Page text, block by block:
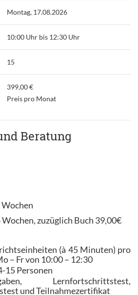
Montag, 17.08.2026
10:00 Uhr bis 12:30 Uhr
15
399,00 €
Preis pro Monat
Beratung
zuzüglich Buch 39,00€
(à 45 Minuten) pro
– Fr von 10:00 – 12:30
15 Personen
Lernfortschrittstest,
und Teilnahmezertifikat